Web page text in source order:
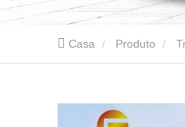
Casa Produto